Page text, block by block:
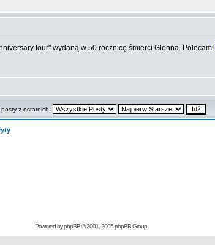
tour" wydaną w 50 rocznicę śmierci Glenna. Polecam!
posty z ostatnich:
Powered byphpBB© 2001, 2005 phpBB Group